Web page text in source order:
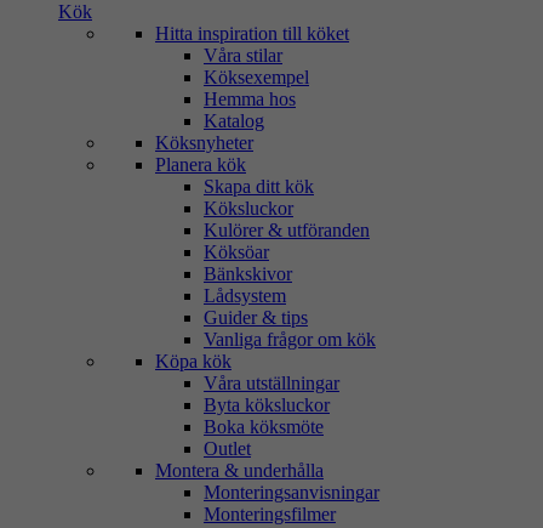
Kök
Hitta inspiration till köket
Våra stilar
Köksexempel
Hemma hos
Katalog
Köksnyheter
Planera kök
Skapa ditt kök
Köksluckor
Kulörer & utföranden
Köksöar
Bänkskivor
Lådsystem
Guider & tips
Vanliga frågor om kök
Köpa kök
Våra utställningar
Byta köksluckor
Boka köksmöte
Outlet
Montera & underhålla
Monteringsanvisningar
Monteringsfilmer